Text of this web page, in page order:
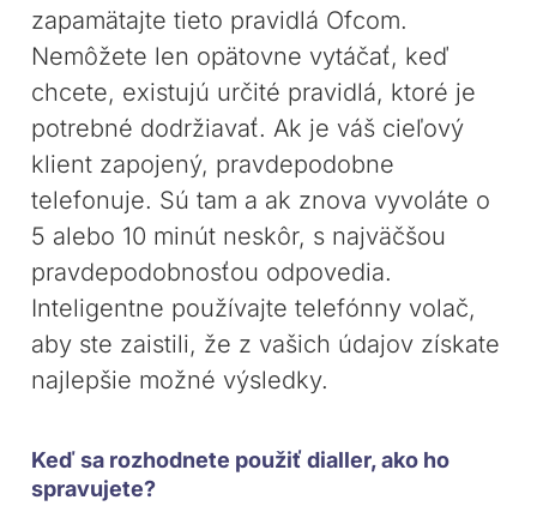
zapamätajte tieto pravidlá Ofcom.
Nemôžete len opätovne vytáčať, keď
chcete, existujú určité pravidlá, ktoré je
potrebné dodržiavať. Ak je váš cieľový
klient zapojený, pravdepodobne
telefonuje. Sú tam a ak znova vyvoláte o
5 alebo 10 minút neskôr, s najväčšou
pravdepodobnosťou odpovedia.
Inteligentne používajte telefónny volač,
aby ste zaistili, že z vašich údajov získate
najlepšie možné výsledky.
Keď sa rozhodnete použiť dialler, ako ho
spravujete?